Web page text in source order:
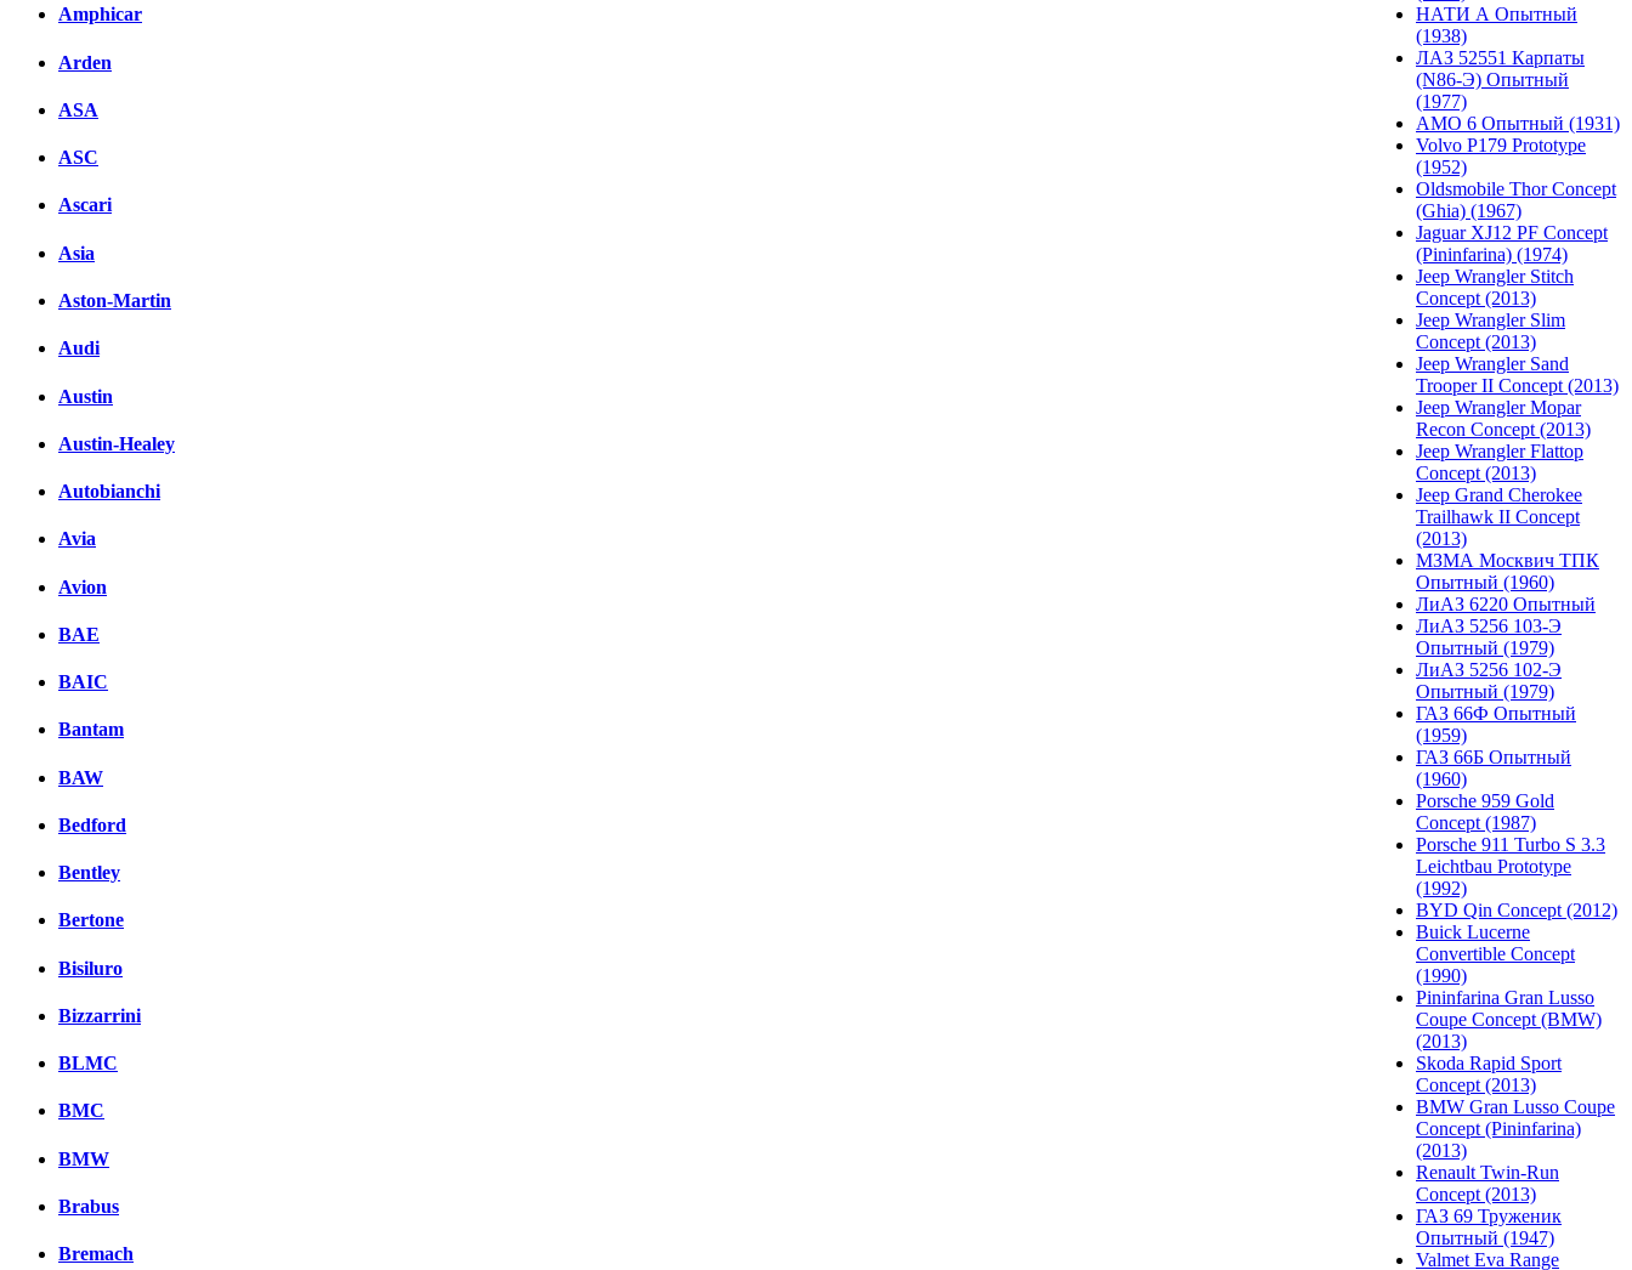
Amphicar
Arden
ASA
ASC
Ascari
Asia
Aston-Martin
Audi
Austin
Austin-Healey
Autobianchi
Avia
Avion
BAE
BAIC
Bantam
BAW
Bedford
Bentley
Bertone
Bisiluro
Bizzarrini
BLMC
BMC
BMW
Brabus
Bremach
НАТИ А Опытный
(1938)
ЛАЗ 52551 Карпаты
(N86-Э) Опытный
(1977)
АМО 6 Опытный (1931)
Volvo P179 Prototype
(1952)
Oldsmobile Thor Concept
(Ghia) (1967)
Jaguar XJ12 PF Concept
(Pininfarina) (1974)
Jeep Wrangler Stitch
Concept (2013)
Jeep Wrangler Slim
Concept (2013)
Jeep Wrangler Sand
Trooper II Concept (2013)
Jeep Wrangler Mopar
Recon Concept (2013)
Jeep Wrangler Flattop
Concept (2013)
Jeep Grand Cherokee
Trailhawk II Concept
(2013)
МЗМА Москвич ТПК
Опытный (1960)
ЛиАЗ 6220 Опытный
ЛиАЗ 5256 103-Э
Опытный (1979)
ЛиАЗ 5256 102-Э
Опытный (1979)
ГАЗ 66Ф Опытный
(1959)
ГАЗ 66Б Опытный
(1960)
Porsche 959 Gold
Concept (1987)
Porsche 911 Turbo S 3.3
Leichtbau Prototype
(1992)
BYD Qin Concept (2012)
Buick Lucerne
Convertible Concept
(1990)
Pininfarina Gran Lusso
Coupe Concept (BMW)
(2013)
Skoda Rapid Sport
Concept (2013)
BMW Gran Lusso Coupe
Concept (Pininfarina)
(2013)
Renault Twin-Run
Concept (2013)
ГАЗ 69 Труженик
Опытный (1947)
Valmet Eva Range